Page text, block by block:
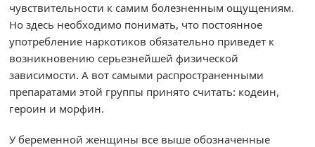
чувствительности к самим болезненным ощущениям.
Но здесь необходимо понимать, что постоянное
употребление наркотиков обязательно приведет к
возникновению серьезнейшей физической
зависимости. А вот самыми распространенными
препаратами этой группы принято считать: кодеин,
героин и морфин.
У беременной женщины все выше обозначенные